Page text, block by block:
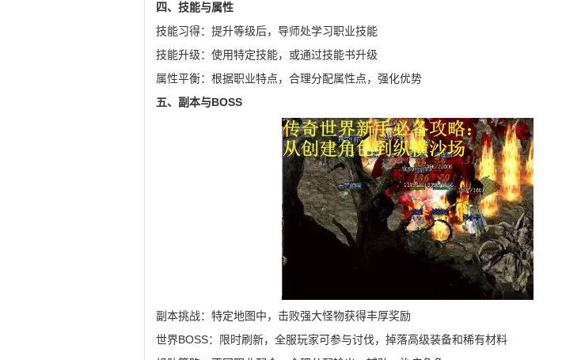
四、技能与属性
技能习得：提升等级后，导师处学习职业技能
技能升级：使用特定技能，或通过技能书升级
属性平衡：根据职业特点，合理分配属性点，强化优势
五、副本与BOSS
副本挑战：特定地图中，击败强大怪物获得丰厚奖励
世界BOSS：限时刷新，全服玩家可参与讨伐，掉落高级装备和稀有材料